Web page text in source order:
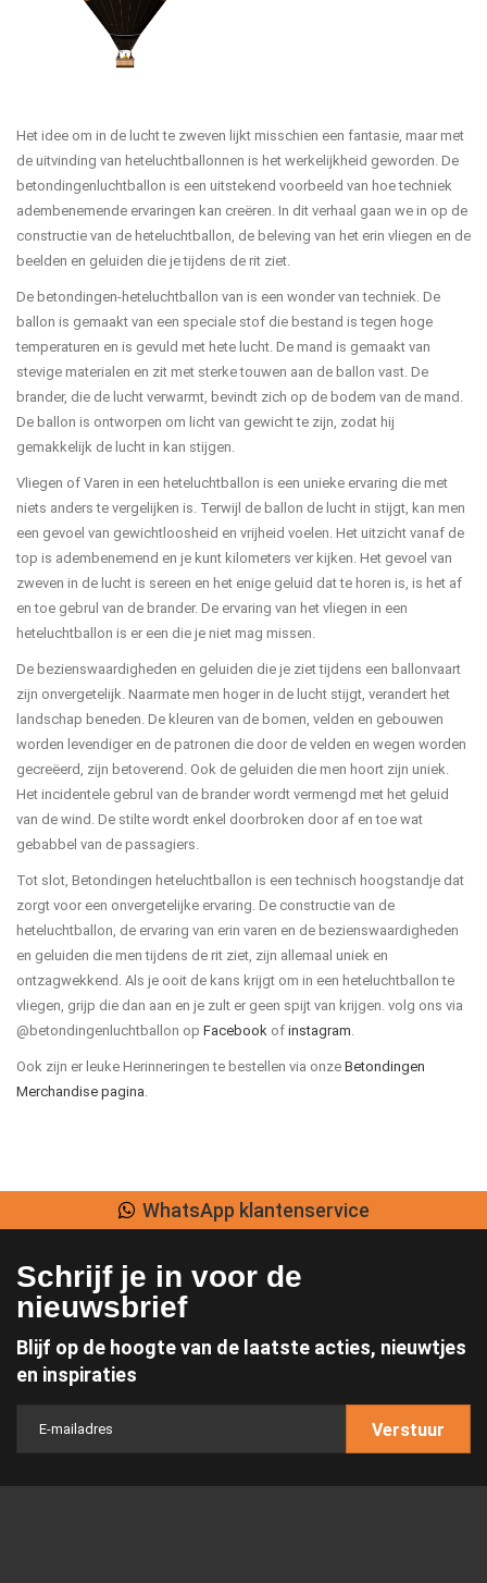
Het idee om in de lucht te zweven lijkt misschien een fantasie, maar met
de uitvinding van heteluchtballonnen is het werkelijkheid geworden. De
betondingenluchtballon is een uitstekend voorbeeld van hoe techniek
adembenemende ervaringen kan creëren. In dit verhaal gaan we in op de
constructie van de heteluchtballon, de beleving van het erin vliegen en de
beelden en geluiden die je tijdens de rit ziet.
De betondingen-heteluchtballon van is een wonder van techniek. De
ballon is gemaakt van een speciale stof die bestand is tegen hoge
temperaturen en is gevuld met hete lucht. De mand is gemaakt van
stevige materialen en zit met sterke touwen aan de ballon vast. De
brander, die de lucht verwarmt, bevindt zich op de bodem van de mand.
De ballon is ontworpen om licht van gewicht te zijn, zodat hij
gemakkelijk de lucht in kan stijgen.
Vliegen of Varen in een heteluchtballon is een unieke ervaring die met
niets anders te vergelijken is. Terwijl de ballon de lucht in stijgt, kan men
een gevoel van gewichtloosheid en vrijheid voelen. Het uitzicht vanaf de
top is adembenemend en je kunt kilometers ver kijken. Het gevoel van
zweven in de lucht is sereen en het enige geluid dat te horen is, is het af
en toe gebrul van de brander. De ervaring van het vliegen in een
heteluchtballon is er een die je niet mag missen.
De bezienswaardigheden en geluiden die je ziet tijdens een ballonvaart
zijn onvergetelijk. Naarmate men hoger in de lucht stijgt, verandert het
landschap beneden. De kleuren van de bomen, velden en gebouwen
worden levendiger en de patronen die door de velden en wegen worden
gecreëerd, zijn betoverend. Ook de geluiden die men hoort zijn uniek.
Het incidentele gebrul van de brander wordt vermengd met het geluid
van de wind. De stilte wordt enkel doorbroken door af en toe wat
gebabbel van de passagiers.
Tot slot, Betondingen heteluchtballon is een technisch hoogstandje dat
zorgt voor een onvergetelijke ervaring. De constructie van de
heteluchtballon, de ervaring van erin varen en de bezienswaardigheden
en geluiden die men tijdens de rit ziet, zijn allemaal uniek en
ontzagwekkend. Als je ooit de kans krijgt om in een heteluchtballon te
vliegen, grijp die dan aan en je zult er geen spijt van krijgen. volg ons via
@betondingenluchtballon op Facebook of instagram.
Ook zijn er leuke Herinneringen te bestellen via onze Betondingen
Merchandise pagina.
Lage verzendkosten
Schrijf je in voor de
nieuwsbrief
Blijf op de hoogte van de laatste acties, nieuwtjes
en inspiraties
Verstuur